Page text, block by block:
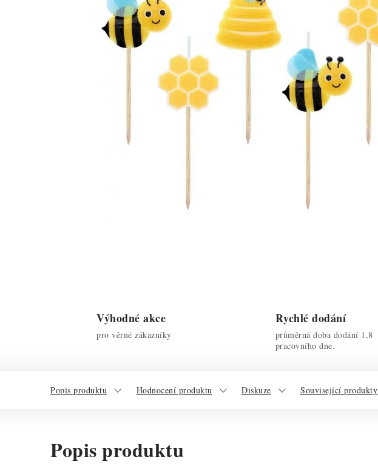
Výhodné akce
pro věrné zákazníky
Rychlé dodání
průměrná doba dodání 1,8
pracovního dne.
Popis produktu Hodnocení produktu Diskuze Související produkty
Popis produktu